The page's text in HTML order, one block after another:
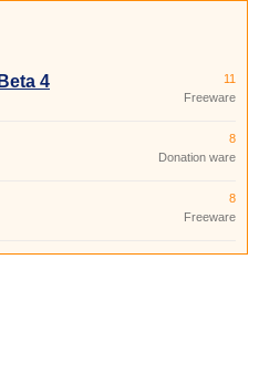
4
11
Freeware
8
Donation ware
8
Freeware